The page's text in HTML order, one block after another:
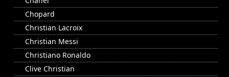
Chopard
Christian Lacroix
Christian Messi
Christiano Ronaldo
Clive Christian